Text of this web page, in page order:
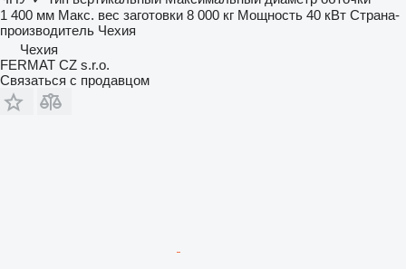
1 400 мм Макс. вес заготовки 8 000 кг Мощность 40 кВт Страна-
производитель Чехия
Чехия
FERMAT CZ s.r.o.
Связаться с продавцом